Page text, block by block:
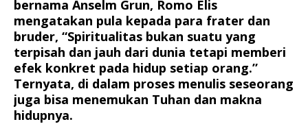
bernama Anselm Grun, Romo Elis
mengatakan pula kepada para frater dan
bruder, “Spiritualitas bukan suatu yang
terpisah dan jauh dari dunia tetapi memberi
efek konkret pada hidup setiap orang.”
Ternyata, di dalam proses menulis seseorang
juga bisa menemukan Tuhan dan makna
hidupnya.